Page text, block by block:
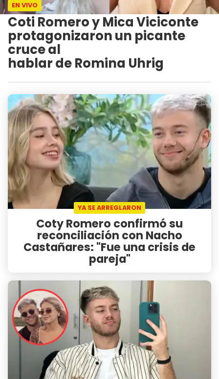
EN VIVO
Coti Romero y Mica Viciconte
protagonizaron un picante
cruce al
hablar de Romina Uhrig
YA SE ARREGLARON
Coty Romero confirmó su
reconciliación con Nacho
Castañares: "Fue una crisis de
pareja"